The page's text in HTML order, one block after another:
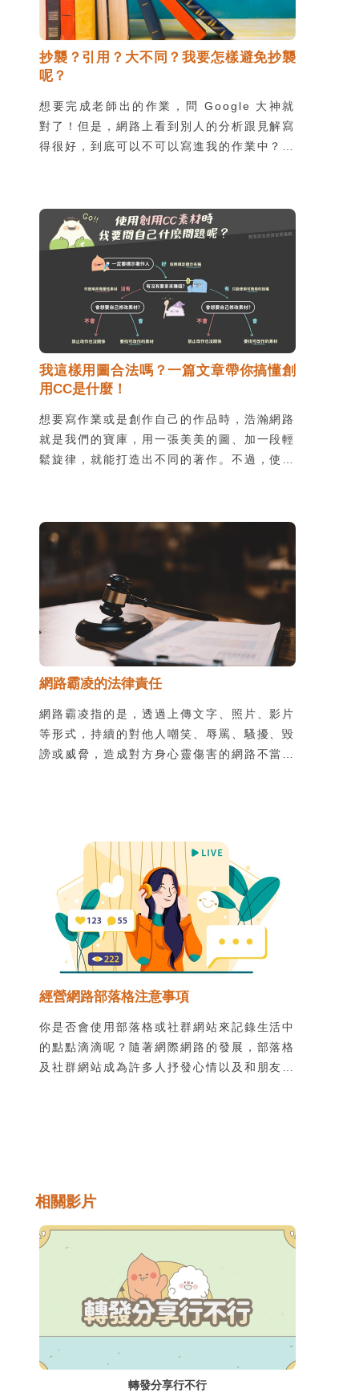
抄襲？引用？大不同？我要怎樣避免抄襲
呢？
想要完成老師出的作業，問 Google 大神就
對了！但是，網路上看到別人的分析跟見解寫
得很好，到底可以不可以寫進我的作業中？當
血，也會被老師或學校視為觸犯校規，除了處
罰之外，更會賠上自己的名聲。
我這樣用圖合法嗎？一篇文章帶你搞懂創
用CC是什麼！
想要寫作業或是創作自己的作品時，浩瀚網路
就是我們的寶庫，用一張美美的圖、加一段輕
鬆旋律，就能打造出不同的著作。不過，使用
不償失。別怕！只要搞懂了創用
CC(Creative Commons)的幾項原則，我們
就可以輕鬆使用各種素材啦！
網路霸凌的法律責任
網路霸凌指的是，透過上傳文字、照片、影片
等形式，持續的對他人嘲笑、辱罵、騷擾、毀
謗或威脅，造成對方身心靈傷害的網路不當行
的行為可能會涉及《刑法》中的誹謗、公然侮
辱、恐嚇等罪嫌；以下列舉可能涉及的網路霸
凌行為，以及所觸犯的法律規定。
經營網路部落格注意事項
你是否會使用部落格或社群網站來記錄生活中
的點點滴滴呢？隨著網際網路的發展，部落格
及社群網站成為許多人抒發心情以及和朋友連
相關影片
轉發分享行不行